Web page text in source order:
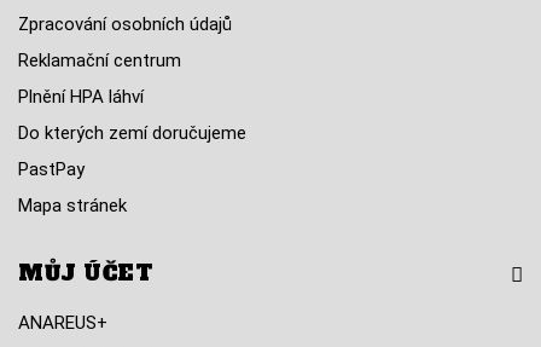
Zpracování osobních údajů
Reklamační centrum
Plnění HPA láhví
Do kterých zemí doručujeme
PastPay
Mapa stránek
MŮJ ÚČET
ANAREUS+